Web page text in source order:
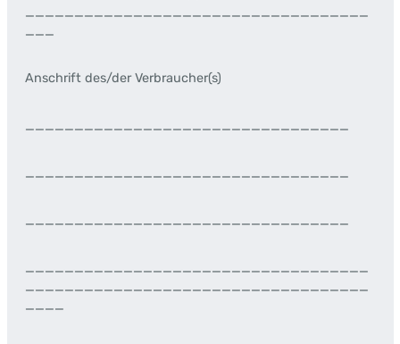
___________________________________
___
Anschrift des/der Verbraucher(s)
_________________________________
_________________________________
_________________________________
___________________________________
___________________________________
____